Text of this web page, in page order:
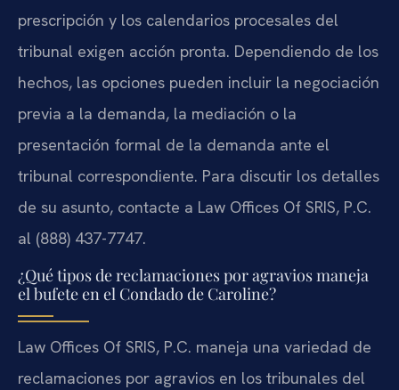
prescripción y los calendarios procesales del
tribunal exigen acción pronta. Dependiendo de los
hechos, las opciones pueden incluir la negociación
previa a la demanda, la mediación o la
presentación formal de la demanda ante el
tribunal correspondiente. Para discutir los detalles
de su asunto, contacte a Law Offices Of SRIS, P.C.
al (888) 437-7747.
¿Qué tipos de reclamaciones por agravios maneja
el bufete en el Condado de Caroline?
Law Offices Of SRIS, P.C. maneja una variedad de
reclamaciones por agravios en los tribunales del